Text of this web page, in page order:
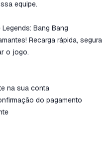
equipe.
Bang Bang
Recarga rápida, segura
o jogo.
na sua conta
do pagamento